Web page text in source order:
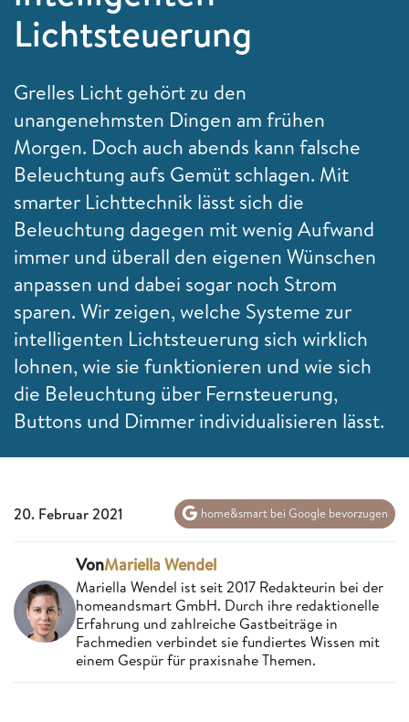
Lichtsteuerung
Grelles Licht gehört zu den
unangenehmsten Dingen am frühen
Morgen. Doch auch abends kann falsche
Beleuchtung aufs Gemüt schlagen. Mit
smarter Lichttechnik lässt sich die
Beleuchtung dagegen mit wenig Aufwand
immer und überall den eigenen Wünschen
anpassen und dabei sogar noch Strom
sparen. Wir zeigen, welche Systeme zur
intelligenten Lichtsteuerung sich wirklich
lohnen, wie sie funktionieren und wie sich
die Beleuchtung über Fernsteuerung,
Buttons und Dimmer individualisieren lässt.
20. Februar 2021 home&smart bei Google bevorzugen
VonMariella Wendel
Mariella Wendel ist seit 2017 Redakteurin bei der
homeandsmart GmbH. Durch ihre redaktionelle
Erfahrung und zahlreiche Gastbeiträge in
Fachmedien verbindet sie fundiertes Wissen mit
einem Gespür für praxisnahe Themen.